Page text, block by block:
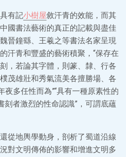
有記小樹屋敘汗青的效能，而其
國書法藝術的真正的記載與盡佳
晉鐘繇、王羲之等書法名家呈現
汗青和豐盛的藝術積聚，“保存在
，若論其字體，則篆、隸、行各
茂雄壯和秀氣流美各擅勝場、各
夜多任性而為”“具有一種原素性的
刻者激烈的性命認識”，可謂底蘊
從地輿學動身，剖析了蜀道沿線
對文明傳佈的影響和增進文明多